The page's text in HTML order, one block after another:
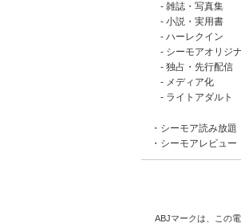
雑誌・写真集
小説・実用書
ハーレクイン
シーモアオリジ
独占・先行配信
メディア化
ライトアダルト
シーモア読み放題
シーモアレビュー
ABJマークは、この